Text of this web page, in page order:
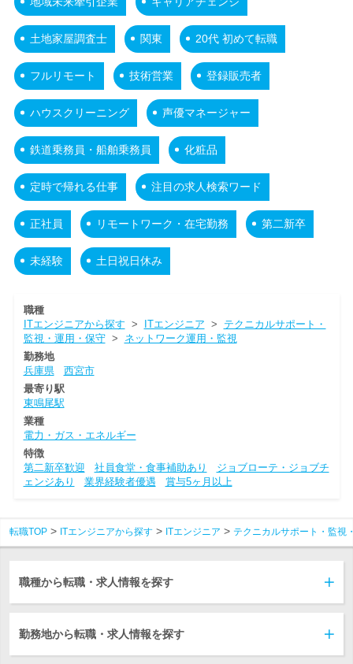
土地家屋調査士 関東 20代 初めて転職
フルリモート 技術営業 登録販売者
ハウスクリーニング 声優マネージャー
鉄道乗務員・船舶乗務員 化粧品
定時で帰れる仕事 注目の求人検索ワード
正社員 リモートワーク・在宅勤務 第二新卒
未経験 土日祝日休み
職種
ITエンジニアから探す > ITエンジニア > テクニカルサポート・
監視・運用・保守> ネットワーク運用・監視
勤務地
兵庫県
西宮市
最寄り駅
東鳴尾駅
業種
電力・ガス・エネルギー
特徴
第二新卒歓迎
社員食堂・食事補助あり
ジョブローテ・ジョブチ
ェンジあり
業界経験者優遇 賞与5ヶ月以上
転職TOP ITエンジニアから探す ITエンジニア テクニカルサポート・監視
職種から転職・求人情報を探す
勤務地から転職・求人情報を探す